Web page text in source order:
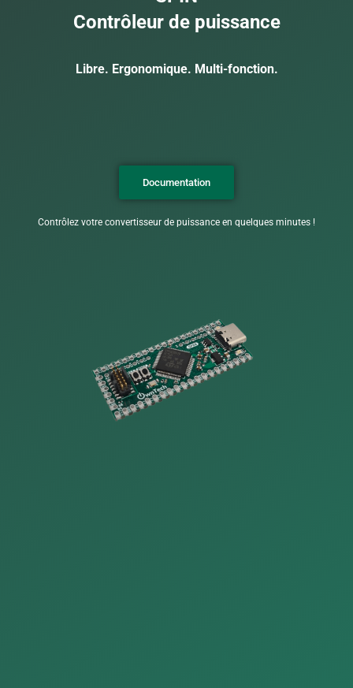
Contrôleur de puissance
Libre. Ergonomique. Multi-fonction.
Documentation
Contrôlez votre convertisseur de puissance en quelques minutes !